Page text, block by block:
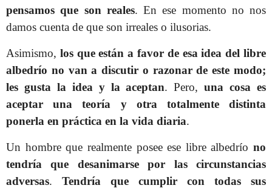
pensamos que son reales. En ese momento no nos
damos cuenta de que son irreales o ilusorias.
Asimismo, los que están a favor de esa idea del libre
albedrío no van a discutir o razonar de este modo;
les gusta la idea y la aceptan. Pero,una cosa es
aceptar una teoría y otra totalmente distinta
ponerla en práctica en la vida diaria.
Un hombre que realmente posee ese libre albedrío no
tendría que desanimarse por las circunstancias
adversas. Tendría que cumplir con todas sus